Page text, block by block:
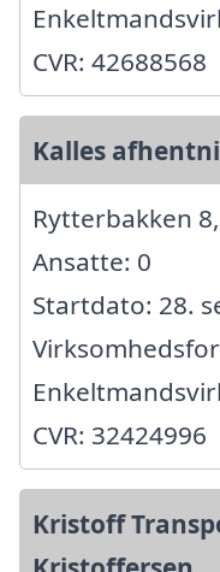
CVR: 42688568
Kalles
Rytterbakken
Ansatte: 0
Startdato: 28.
CVR: 32424996
Kristoff